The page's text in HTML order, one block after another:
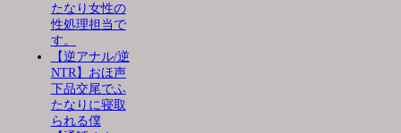
たなり女性の
性処理担当で
す。
【逆アナル/逆
NTR】おほ声
下品交尾でふ
たなりに寝取
られる僕